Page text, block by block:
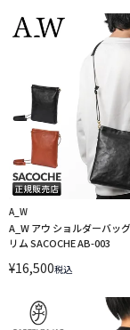
A_W
A_W アウ ショルダーバッ
リム SACOCHE AB-003
¥16,500税込